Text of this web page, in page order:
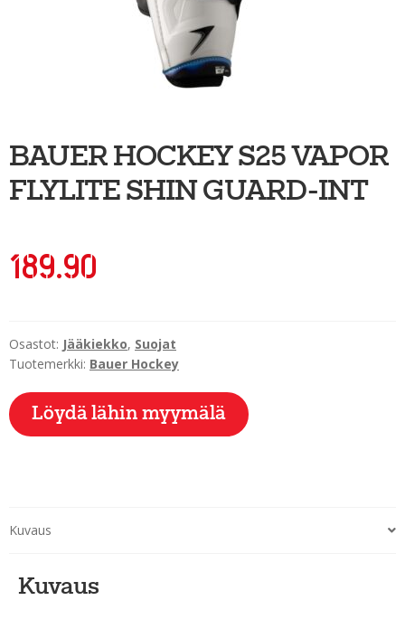
Sportia-tili
BAUER HOCKEY S25 VAPOR
FLYLITE SHIN GUARD-INT
189.90
Osastot: Jääkiekko, Suojat
Tuotemerkki: Bauer Hockey
Löydä lähin myymälä
Kuvaus
Kuvaus